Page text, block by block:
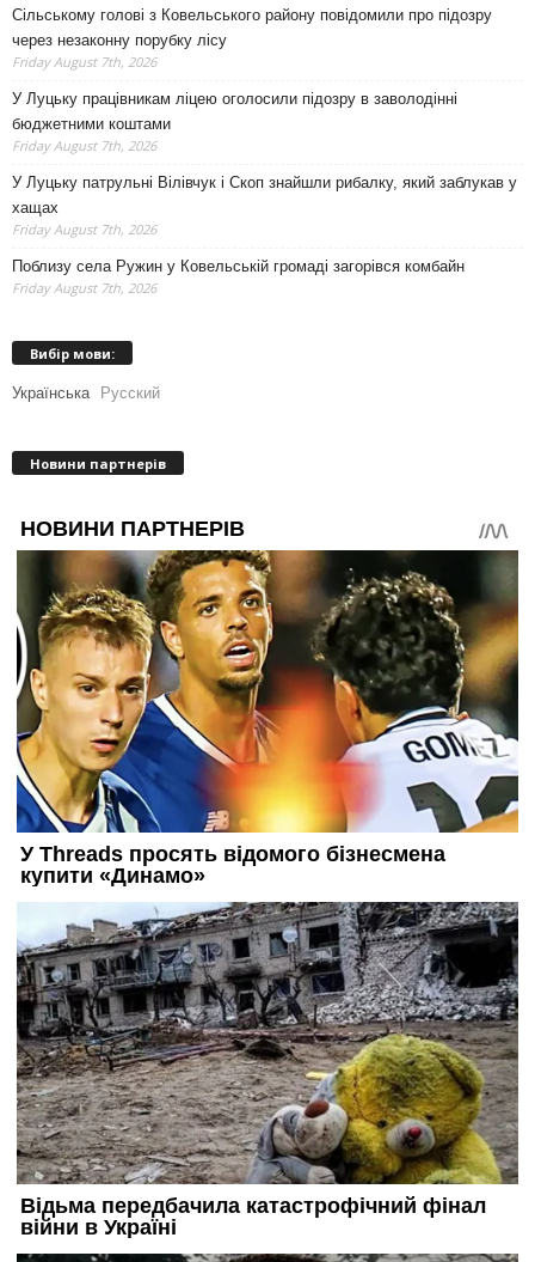
Сільському голові з Ковельського району повідомили про підозру
через незаконну порубку лісу
Friday August 7th, 2026
У Луцьку працівникам ліцею оголосили підозру в заволодінні
бюджетними коштами
Friday August 7th, 2026
У Луцьку патрульні Вілівчук і Скоп знайшли рибалку, який заблукав у
хащах
Friday August 7th, 2026
Поблизу села Ружин у Ковельській громаді загорівся комбайн
Friday August 7th, 2026
Вибір мови:
Українська Русский
Новини партнерів